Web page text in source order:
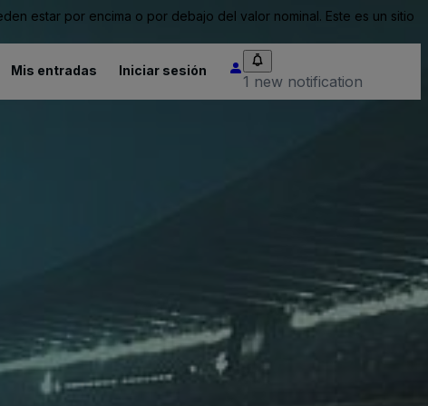
estar por encima o por debajo del valor nominal. Este es un sitio
Mis entradas Iniciar sesión
1 new notification